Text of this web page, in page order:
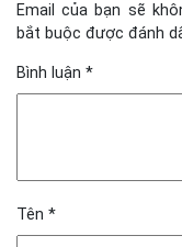
Email của bạn sẽ
bắt buộc được đánh
Bình luận *
Tên *